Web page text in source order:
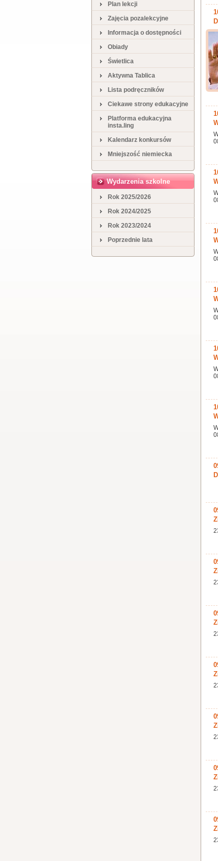
Plan lekcji
Zajęcia pozalekcyjne
Informacja o dostępności
Obiady
Świetlica
Aktywna Tablica
Lista podręczników
Ciekawe strony edukacyjne
Platforma edukacyjna
insta.ling
Kalendarz konkursów
Mniejszość niemiecka
Wydarzenia szkolne
Rok 2025/2026
Rok 2024/2025
Rok 2023/2024
Poprzednie lata